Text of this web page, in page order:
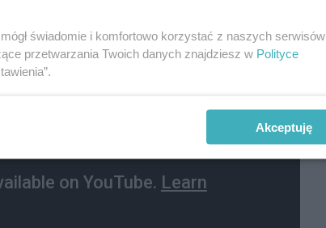
świadomie i komfortowo korzystać z naszych serwisów
przetwarzania Twoich danych znajdziesz w Polityce
Akceptuję